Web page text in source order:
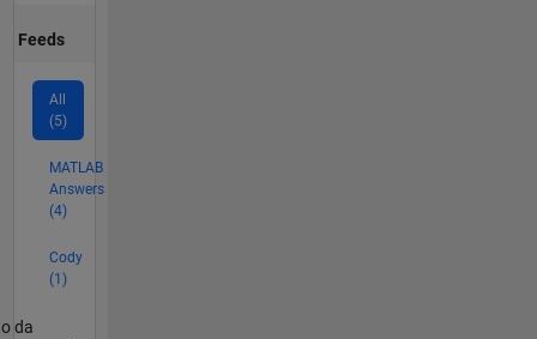
Feeds
All
(5)
MATLAB
Answers
(4)
Cody
(1)
da